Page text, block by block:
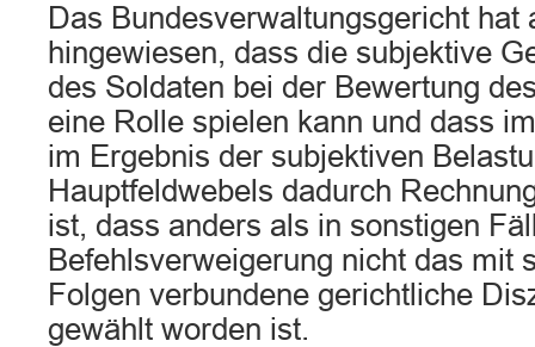
Das Bundesverwaltungsgericht hat
hingewiesen, dass die subjektive
des Soldaten bei der Bewertung
eine Rolle spielen kann und dass
im Ergebnis der subjektiven
Hauptfeldwebels dadurch
ist, dass anders als in sonstigen
Befehlsverweigerung nicht das mit
Folgen verbundene gerichtliche
gewählt worden ist.